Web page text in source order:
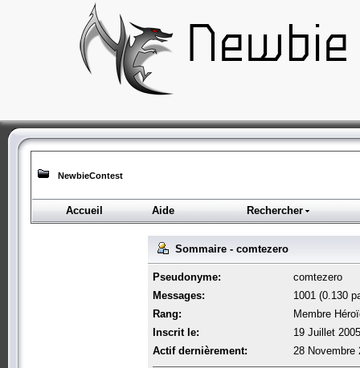
NewbieContest
Accueil Aide Rechercher
Sommaire - comtezero
Pseudonyme:
comtezero
Messages:
1001 (0.130
Rang:
Membre
Inscrit le:
19 Juillet
Actif dernièrement:
28 Novembre